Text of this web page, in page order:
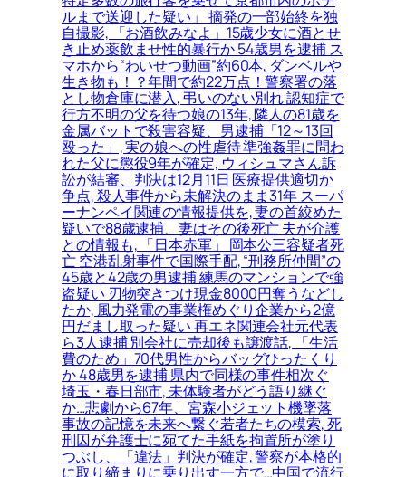
ルまで送迎した疑い」 摘発の一部始終を独
自撮影, 「お酒飲みなよ」15歳少女に酒とせ
き止め薬飲ませ性的暴行か 54歳男を逮捕 ス
マホから“わいせつ動画”約60本, ダンベルや
生き物も！？年間で約22万点！警察署の落
とし物倉庫に潜入, 弔いのない別れ 認知症で
行方不明の父を待つ娘の13年, 隣人の81歳を
金属バットで殺害容疑、男逮捕「12～13回
殴った」, 実の娘への性虐待 準強姦罪に問わ
れた父に懲役9年が確定, ウィシュマさん訴
訟が結審、判決は12月11日 医療提供適切か
争点, 殺人事件から未解決のまま31年 スーパ
ーナンペイ関連の情報提供を, 妻の首絞めた
疑いで88歳逮捕、妻はその後死亡 夫が介護
との情報も, 「日本赤軍」 岡本公三容疑者死
亡 空港乱射事件で国際手配, “刑務所仲間”の
45歳と42歳の男逮捕 練馬のマンションで強
盗疑い 刃物突きつけ現金8000円奪うなどし
たか, 風力発電の事業権めぐり企業から2億
円だまし取った疑い 再エネ関連会社元代表
ら3人逮捕 別会社に売却後も譲渡話, 「生活
費のため」70代男性からバッグひったくり
か 48歳男を逮捕 県内で同様の事件相次ぐ
埼玉・春日部市, 未体験者がどう語り継ぐ
か…悲劇から67年、宮森小ジェット機墜落
事故の記憶を未来へ繋ぐ若者たちの模索, 死
刑囚が弁護士に宛てた手紙を拘置所が塗り
つぶし、「違法」判決が確定, 警察が本格的
に取り締まりに乗り出す一方で…中国で流行